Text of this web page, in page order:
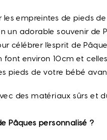
les empreintes de pieds
un adorable souvenir de
célébrer l’esprit de Pâque
font environ 10cm et
pieds de votre bébé
des matériaux sûrs et
Pâques personnalisé ?